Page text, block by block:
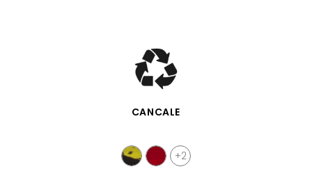
APERÇU RAPIDE
CANCALE
+2